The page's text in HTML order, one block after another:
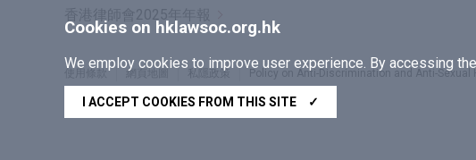
Cookies on hklawsoc.org.hk
We employ cookies to improve user experience. By accessing
I ACCEPT COOKIES FROM THIS SITE ✓
香港律師會2025年年報
網頁地圖 私隱政策
Policy on Anti-Discrimination and Anti-Sexual
Copyright © 2026 香港律師會版權所有，不得轉載